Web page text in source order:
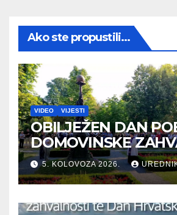
Ako ste propustili...
VIDEO VIJESTI
OBILJEŽEN DAN
DOMOVINSKE
TE DAN HRVATSKIH
BRANITELJA
5. KOLOVOZA 2026.